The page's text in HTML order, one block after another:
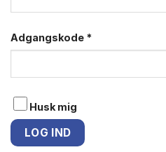
Adgangskode *
Husk mig
LOG IND